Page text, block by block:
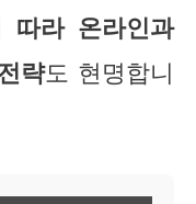
따라 온라인과
략도 현명합니